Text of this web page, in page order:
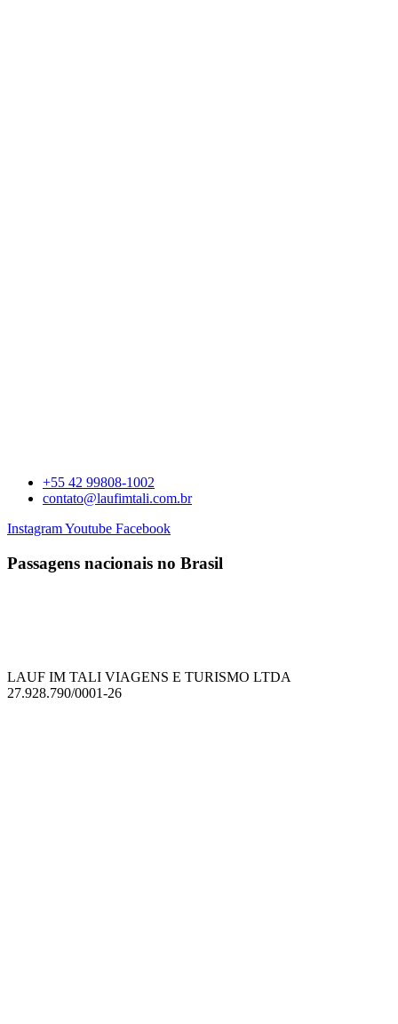
+55 42 99808-1002
contato@laufimtali.com.br
InstagramYoutube Facebook
Passagens nacionais no Brasil
LAUF IM TALI VIAGENS E TURISMO LTDA
27.928.790/0001-26